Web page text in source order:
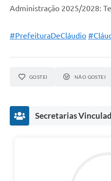
Administração 2025/2028:
#PrefeituraDeCláudio
GOSTEI NÃO GOSTEI
Secretarias